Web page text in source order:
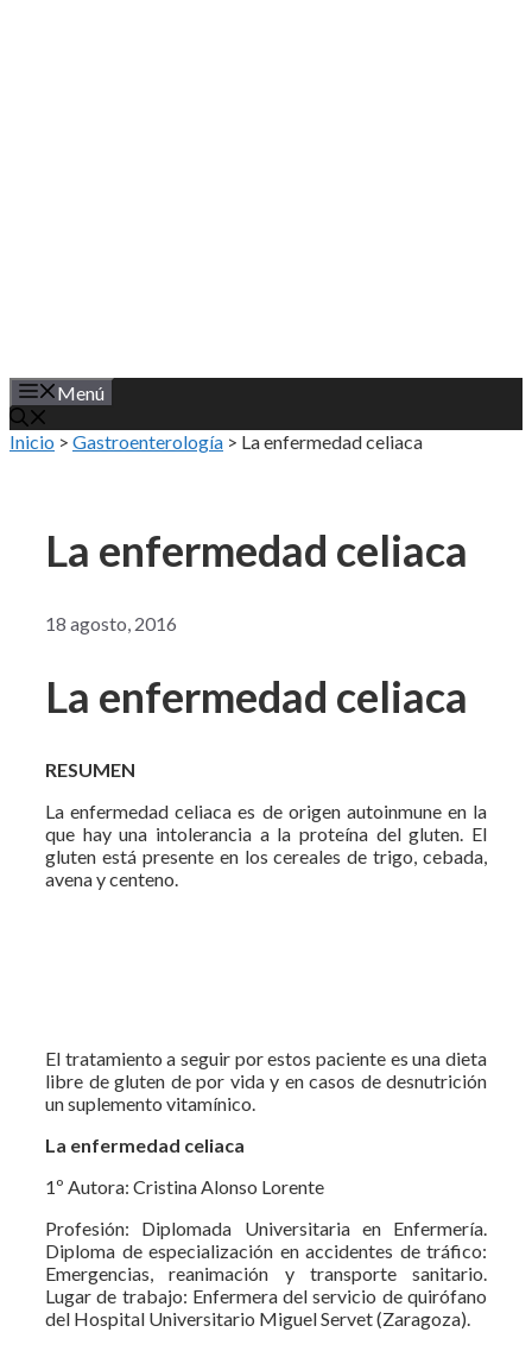
Menú
Inicio > Gastroenterología > La enfermedad celiaca
La enfermedad celiaca
18 agosto, 2016
La enfermedad celiaca
RESUMEN
La enfermedad celiaca es de origen autoinmune en la
que hay una intolerancia a la proteína del gluten. El
gluten está presente en los cereales de trigo, cebada,
avena y centeno.
El tratamiento a seguir por estos paciente es una dieta
libre de gluten de por vida y en casos de desnutrición
un suplemento vitamínico.
La enfermedad celiaca
1º Autora: Cristina Alonso Lorente
Profesión: Diplomada Universitaria en Enfermería.
Diploma de especialización en accidentes de tráfico:
Emergencias, reanimación y transporte sanitario.
Lugar de trabajo: Enfermera del servicio de quirófano
del Hospital Universitario Miguel Servet (Zaragoza).